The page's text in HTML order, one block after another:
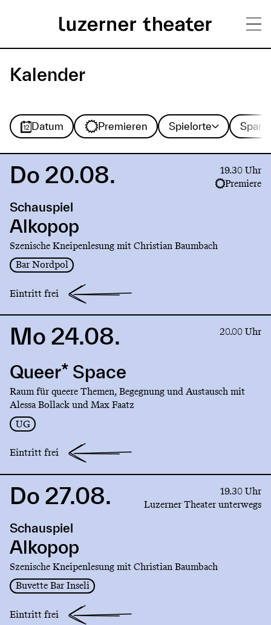
zum
Inhalt
H
u
p
t
m
e
n
ü
Kalender
Datum Premieren Spielorte
Spielorte Sparte
Sparte
Link
Alkopop
Do 20.08.
19.30 Uhr
Premiere
Schauspiel
Alkopop
Szenische Kneipenlesung mit Christian Baumbach
Bar Nordpol
Eintritt frei
Link
Queer*
Mo 24.08. 20.00 Uhr
Queer* Space
Raum für queere Themen, Begegnung und Austausch mit
Alessa Bollack und Max Faatz
UG
Eintritt frei
Link
Alkopop
Do 27.08.
19.30 Uhr
Luzerner Theater unterwegs
Schauspiel
Alkopop
Szenische Kneipenlesung mit Christian Baumbach
Buvette Bar Inseli
Eintritt frei